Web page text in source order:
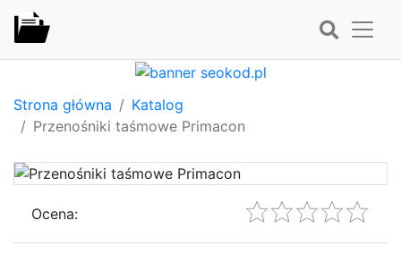
Strona główna
Katalog
Przenośniki taśmowe Primacon
Ocena: